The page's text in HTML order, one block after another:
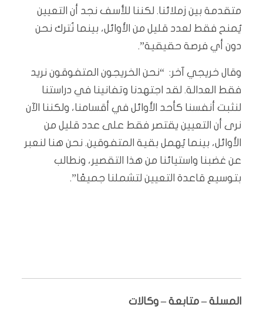
متقدمة بين زملائنا. لكننا للأسف نجد أن التعيين
يُمنح فقط لعدد قليل من الأوائل، بينما نُترك نحن
دون أي فرصة حقيقية”.
وقال خريجي آخر: “نحن الخريجون المتفوقون نريد
فقط العدالة. لقد اجتهدنا وتفانينا في دراستنا
لنثبت أنفسنا كأحد الأوائل في أقسامنا، ولكننا الآن
نرى أن التعيين يقتصر فقط على عدد قليل من
الأوائل، بينما يُهمل بقية المتفوقين. نحن هنا لنعبر
عن غضبنا واستيائنا من هذا التقصير، ونطالب
بتوسيع قاعدة التعيين لتشملنا جميعًا”.
المسلة – متابعة – وكالات